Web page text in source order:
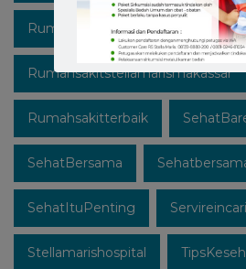
Rumahsakitstellamaris
Rumahsakitstellamarismakassar
Rumahsakitterbaik
SehatBersama
SehatItuPenting
Stellamarishospital